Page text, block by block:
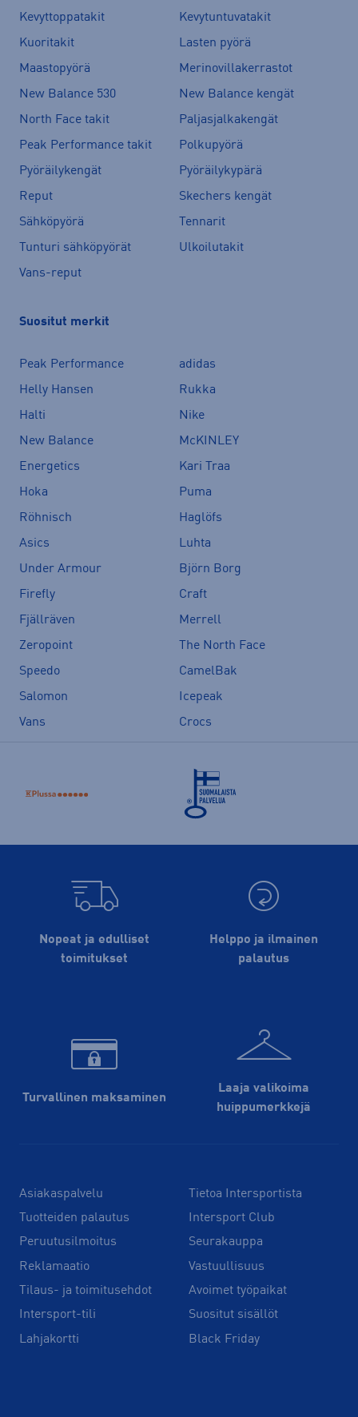
Kevyttoppatakit
Kevytuntuvatakit
Kuoritakit
Lasten pyörä
Maastopyörä
Merinovillakerrastot
New Balance 530
New Balance kengät
North Face takit
Paljasjalkakengät
Peak Performance takit
Polkupyörä
Pyöräilykengät
Pyöräilykypärä
Reput
Skechers kengät
Sähköpyörä
Tennarit
Tunturi sähköpyörät
Ulkoilutakit
Vans-reput
Suositut merkit
Peak Performance
adidas
Helly Hansen
Rukka
Halti
Nike
New Balance
McKINLEY
Energetics
Kari Traa
Hoka
Puma
Röhnisch
Haglöfs
Asics
Luhta
Under Armour
Björn Borg
Firefly
Craft
Fjällräven
Merrell
Zeropoint
The North Face
Speedo
CamelBak
Salomon
Icepeak
Vans
Crocs
Nopeat ja edulliset
toimitukset
Helppo ja ilmainen
palautus
Turvallinen maksaminen
Laaja valikoima
huippu­merkkejä
Asiakaspalvelu
Tuotteiden palautus
Peruutusilmoitus
Reklamaatio
Tilaus- ja toimitusehdot
Intersport-tili
Lahjakortti
Tietoa Intersportista
Intersport Club
Seurakauppa
Vastuullisuus
Avoimet työpaikat
Suositut sisällöt
Black Friday